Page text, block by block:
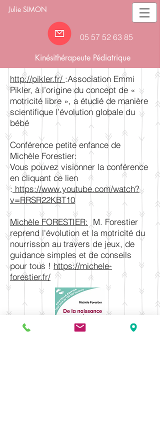
Julie SIMON
05 57 52 63 85
Kinésithérapeute Pédiatrique
http://pikler.fr/ :Association Emmi
Pikler, à l’origine du concept de «
motricité libre », a étudié de manière
scientifique l’évolution globale du
bébé
Conférence petite enfance de
Michèle Forestier:
Vous pouvez visionner la conférence
en cliquant ce lien
: https://www.youtube.com/watch?
v=RRSR22KBT10
Michèle FORESTIER: M. Forestier
reprend l'évolution et la motricité du
nourrisson au travers de jeux, de
guidance simples et de conseils
pour tous ! https://michele-
forestier.fr/